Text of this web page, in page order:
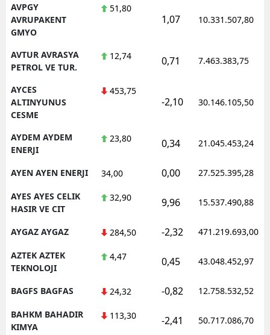
AVPGY
AVRUPAKENT
GMYO
51,80
1,07 10.331.507,80
AVTUR AVRASYA
PETROL VE TUR.
12,74 0,71 7.463.383,75
AYCES
ALTINYUNUS
CESME
453,75
-2,10 30.146.105,50
AYDEM AYDEM
ENERJI
23,80 0,34 21.045.453,24
AYEN AYEN ENERJI 34,00 0,00 27.525.395,28
AYES AYES CELIK
HASIR VE CIT
32,90 9,96 15.537.490,88
AYGAZ AYGAZ 284,50 -2,32 471.219.693,00
AZTEK AZTEK
TEKNOLOJI
4,47 0,45 43.048.452,97
BAGFS BAGFAS 24,32 -0,82 12.758.532,52
BAHKM BAHADIR
KIMYA
113,30 -2,41 50.717.086,70